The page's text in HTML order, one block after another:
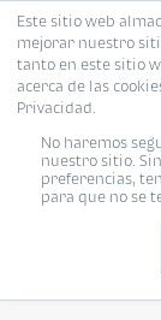
Este sitio web
mejorar nuestro
tanto en este sitio
acerca de las
Privacidad.
No haremos
nuestro sitio.
preferencias,
para que no se